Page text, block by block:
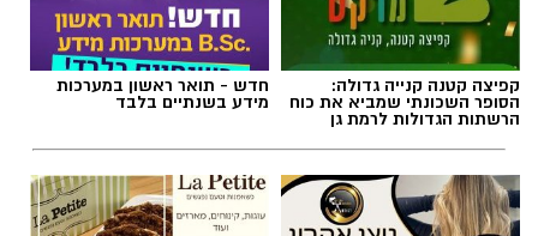
קפיצה קטנה קנייה גדולה:
הסופר השכונתי שמביא את כוח
הרשתות הגדולות לרמת גן
חדש - תואר ראשון במערכות
מידע בשנתיים בלבד